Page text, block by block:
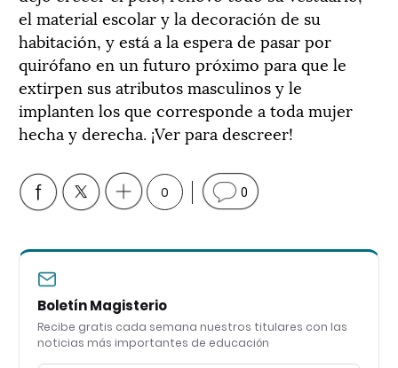
el material escolar y la decoración de su
habitación, y está a la espera de pasar por
quirófano en un futuro próximo para que le
extirpen sus atributos masculinos y le
implanten los que corresponde a toda mujer
hecha y derecha. ¡Ver para descreer!
0 0
Boletín Magisterio
Recibe gratis cada semana nuestros titulares con las
noticias más importantes de educación